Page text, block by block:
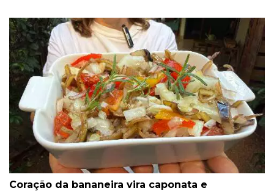
Coração da bananeira vira caponata e